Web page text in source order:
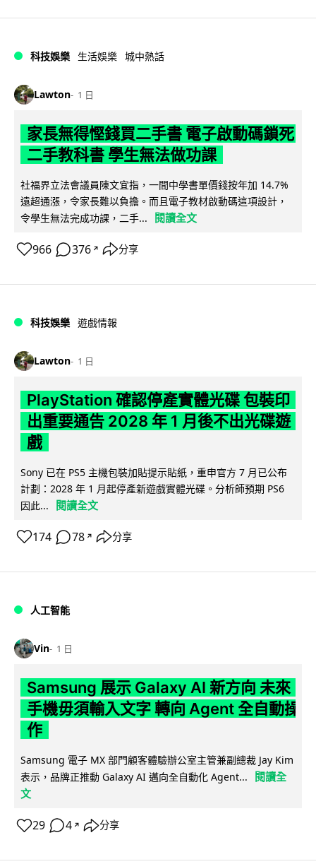
科技娛樂 生活娛樂 城中熱話
Lawton 1 日
家長無得慳錢買二手書 電子啟動碼鎖死
二手教科書 學生無法做功課
社福界立法會議員陳文宜指，一間中學書單價錢按年加 14.7%
遠超通漲，令家長難以負擔。而且電子教材啟動碼這項設計，
令學生無法完成功課，二手...
閱讀全文
966 376 ↗ 分享
科技娛樂 遊戲情報
Lawton 1 日
PlayStation 確認停產實體光碟 包裝印
出重要通告 2028 年 1 月後不出光碟遊
戲
Sony 已在 PS5 主機包裝加貼提示貼紙，重申官方 7 月已公布
計劃：2028 年 1 月起停產新遊戲實體光碟。分析師預期 PS6
因此...
閱讀全文
174 78 ↗ 分享
人工智能
Vin 1 日
Samsung 展示 Galaxy AI 新方向 未來
手機毋須輸入文字 轉向 Agent 全自動操
作
Samsung 電子 MX 部門顧客體驗辦公室主管兼副總裁 Jay Kim
表示，品牌正推動 Galaxy AI 邁向全自動化 Agent...
閱讀全
文
29 4 ↗ 分享